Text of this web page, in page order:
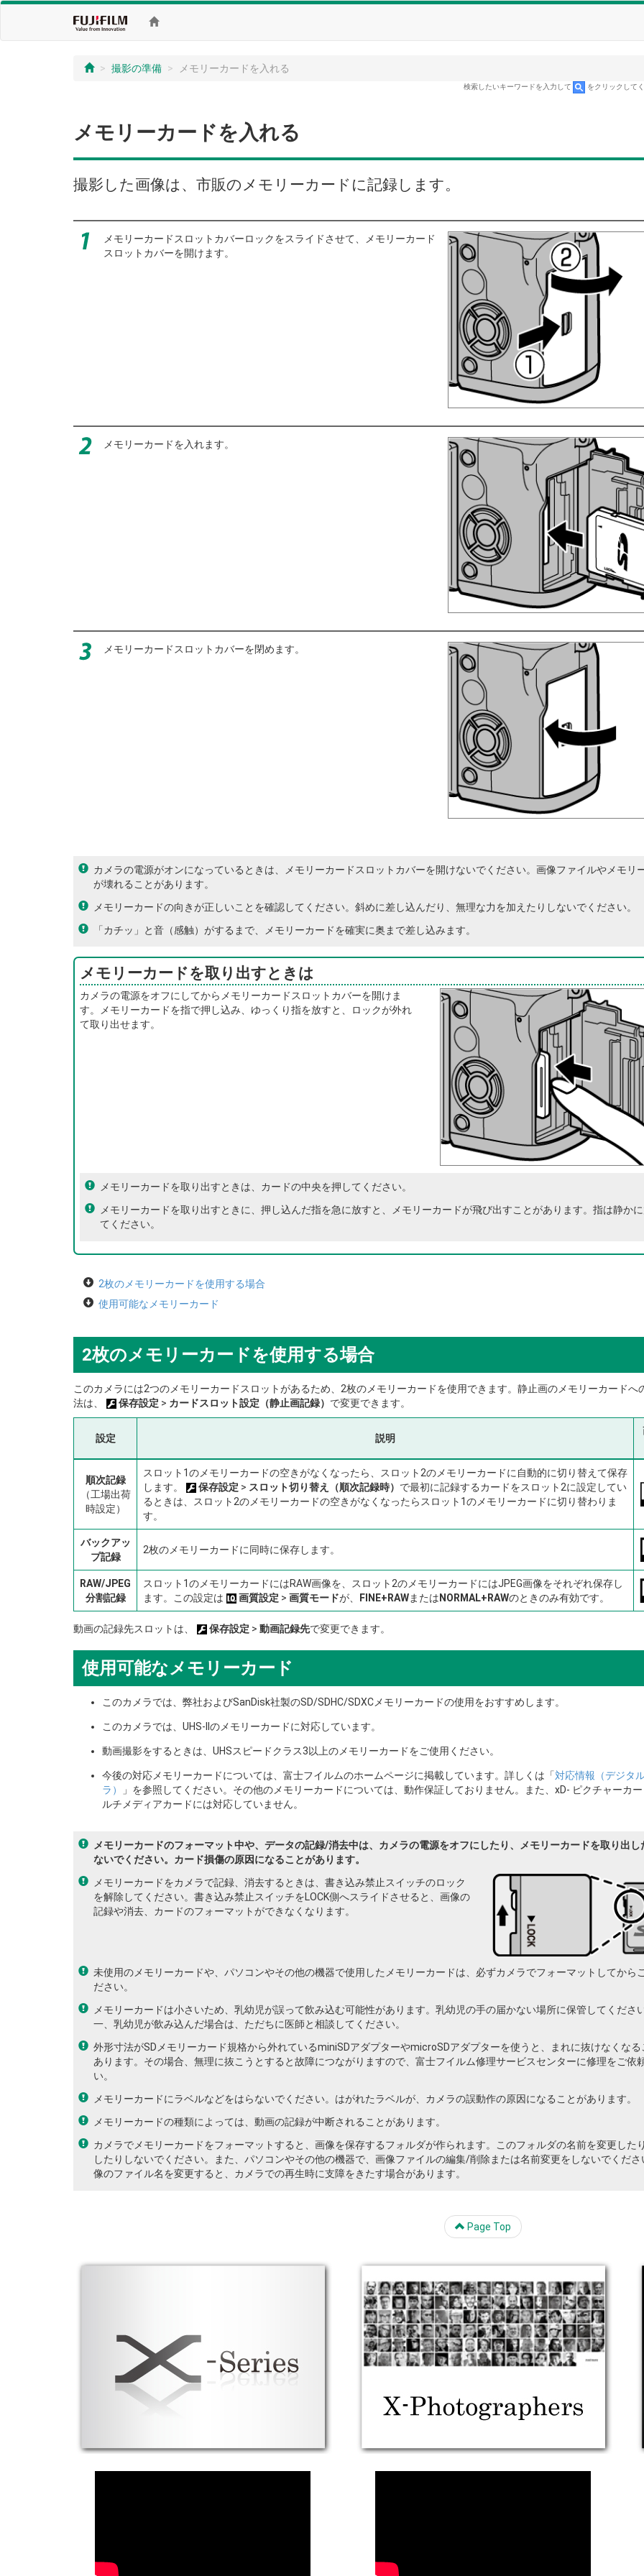
撮影の準備 メモリーカードを入れる
検索したいキーワードを入力して をクリックして
メモリーカードを入れる
撮影した画像は、市販のメモリーカードに記録します。
メモリーカードスロットカバーロックをスライドさせて、メモリーカード
スロットカバーを開けます。
メモリーカードを入れます。
メモリーカードスロットカバーを閉めます。
カメラの電源がオンになっているときは、メモリーカードスロットカバーを開けないでください。画像ファイルやメモリ
が壊れることがあります。
メモリーカードの向きが正しいことを確認してください。斜めに差し込んだり、無理な力を加えたりしないでください。
「カチッ」と音（感触）がするまで、メモリーカードを確実に奥まで差し込みます。
メモリーカードを取り出すときは
カメラの電源をオフにしてからメモリーカードスロットカバーを開けま
す。メモリーカードを指で押し込み、ゆっくり指を放すと、ロックが外れ
て取り出せます。
メモリーカードを取り出すときは、カードの中央を押してください。
メモリーカードを取り出すときに、押し込んだ指を急に放すと、メモリーカードが飛び出すことがあります。指は静か
てください。
2枚のメモリーカードを使用する場合
使用可能なメモリーカード
2枚のメモリーカードを使用する場合
このカメラには2つのメモリーカードスロットがあるため、2枚のメモリーカードを使用できます。静止画のメモリーカードへ
法は、
保存設定 > カードスロット設定（静止画記録） で変更できます。
設定 説明
順次記録
（工場出荷
時設定）
スロット1のメモリーカードの空きがなくなったら、スロット2のメモリーカードに自動的に切り替えて保存
します。
保存設定 > スロット切り替え（順次記録時） で最初に記録するカードをスロット2に設定してい
るときは、スロット2のメモリーカードの空きがなくなったらスロット1のメモリーカードに切り替わりま
す。
バックアッ
プ記録
2枚のメモリーカードに同時に保存します。
RAW/JPEG
分割記録
スロット1のメモリーカードにはRAW画像を、スロット2のメモリーカードにはJPEG画像をそれぞれ保存し
ます。この設定は
画質設定 > 画質モードが、 FINE+RAWまたは NORMAL+RAWのときのみ有効です。
動画の記録先スロットは、 保存設定 > 動画記録先で変更できます。
使用可能なメモリーカード
このカメラでは、弊社およびSanDisk社製のSD/SDHC/SDXCメモリーカードの使用をおすすめします。
このカメラでは、UHS-IIのメモリーカードに対応しています。
動画撮影をするときは、UHSスピードクラス3以上のメモリーカードをご使用ください。
今後の対応メモリーカードについては、富士フイルムのホームページに掲載しています。詳しくは「対応情報（デジタ
ラ）
」を参照してください。その他のメモリーカードについては、動作保証しておりません。また、xD- ピクチャーカ
ルチメディアカードには対応していません。
メモリーカードのフォーマット中や、データの記録/消去中は、カメラの電源をオフにしたり、メモリーカードを取り出し
ないでください。カード損傷の原因になることがあります。
メモリーカードをカメラで記録、消去するときは、書き込み禁止スイッチのロック
を解除してください。書き込み禁止スイッチをLOCK側へスライドさせると、画像の
記録や消去、カードのフォーマットができなくなります。
未使用のメモリーカードや、パソコンやその他の機器で使用したメモリーカードは、必ずカメラでフォーマットしてから
ださい。
メモリーカードは小さいため、乳幼児が誤って飲み込む可能性があります。乳幼児の手の届かない場所に保管してくださ
一、乳幼児が飲み込んだ場合は、ただちに医師と相談してください。
外形寸法がSDメモリーカード規格から外れているminiSDアダプターやmicroSDアダプターを使うと、まれに抜けなくなる
あります。その場合、無理に抜こうとすると故障につながりますので、富士フイルム修理サービスセンターに修理をご依
い。
メモリーカードにラベルなどをはらないでください。はがれたラベルが、カメラの誤動作の原因になることがあります。
メモリーカードの種類によっては、動画の記録が中断されることがあります。
カメラでメモリーカードをフォーマットすると、画像を保存するフォルダが作られます。このフォルダの名前を変更した
したりしないでください。また、パソコンやその他の機器で、画像ファイルの編集/削除または名前変更をしないでくださ
像のファイル名を変更すると、カメラでの再生時に支障をきたす場合があります。
Page Top